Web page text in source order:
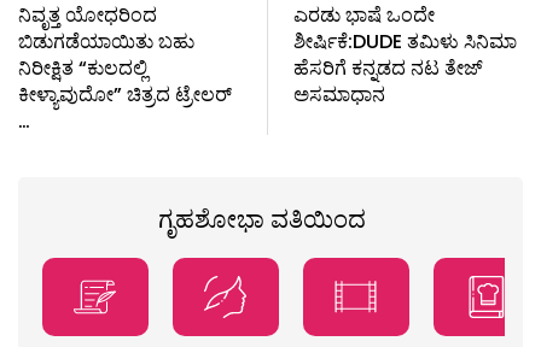
ನಿವೃತ್ತ ಯೋಧರಿಂದ
ಬಿಡುಗಡೆಯಾಯಿತು ಬಹು
ನಿರೀಕ್ಷಿತ “ಕುಲದಲ್ಲಿ
ಕೀಳ್ಯಾವುದೋ” ಚಿತ್ರದ ಟ್ರೇಲರ್
…
ಎರಡು ಭಾಷೆ ಒಂದೇ
ಶೀರ್ಷಿಕೆ:DUDE ತಮಿಳು ಸಿನಿಮಾ
ಹೆಸರಿಗೆ ಕನ್ನಡದ ನಟ ತೇಜ್
ಅಸಮಾಧಾನ
ಗೃಹಶೋಭಾ ವತಿಯಿಂದ